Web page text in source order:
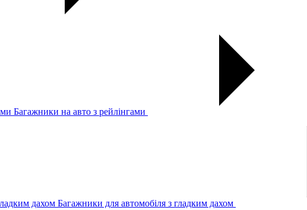
Багажники на авто з рейлінгами
Багажники для автомобіля з гладким дахом